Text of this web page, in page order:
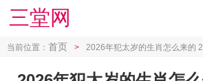
三堂网
当前位置： 首页 > 2026年犯太岁的生肖怎么来的